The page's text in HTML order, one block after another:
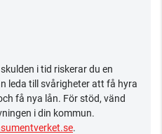
i tid riskerar du en
leda till svårigheter att få hyra
få nya lån. För stöd, vänd
i din kommun.
.